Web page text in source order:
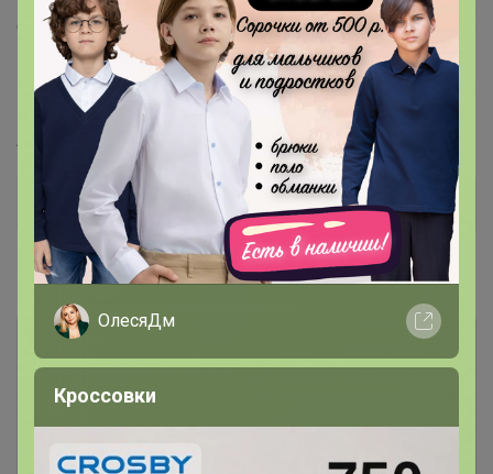
снимать чашу и менять аксессуары, планетарное
вращение для тщательного перемешивания, удобная
крышка с отверстием для добавления продуктов во
время перемешивания, противоскользящие ножки
А21262
Дополнительная информация
Комментарии
ОлесяДм
Кроссовки